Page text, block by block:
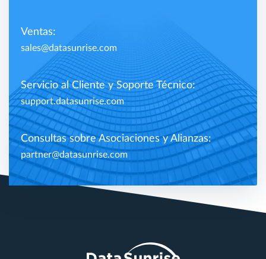
Ventas:
sales@datasunrise.com
Servicio al Cliente y Soporte Técnico:
support.datasunrise.com
Consultas sobre Asociaciones y Alianzas:
partner@datasunrise.com